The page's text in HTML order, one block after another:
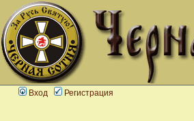
Вход Регистрация